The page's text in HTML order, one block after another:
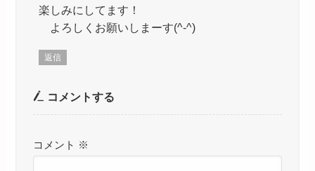
楽しみにしてます！
よろしくお願いしまーす(^-^)
返信
コメントする
コメント ※